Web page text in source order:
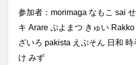
参加者：morimaga なもこ sai
キ Arare ぷよまつ きゅい
ざいろ pakista えぷそん 日和
け みず